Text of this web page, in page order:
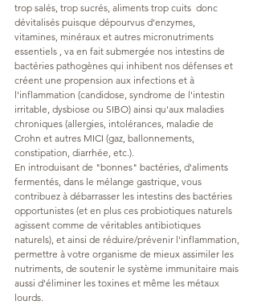
trop salés, trop sucrés, aliments trop cuits  donc
dévitalisés puisque dépourvus d'enzymes,
vitamines, minéraux et autres micronutriments
essentiels , va en fait submergée nos intestins de
bactéries pathogènes qui inhibent nos défenses et
créent une propension aux infections et à
l'inflammation (candidose, syndrome de l'intestin
irritable, dysbiose ou SIBO) ainsi qu'aux maladies
chroniques (allergies, intolérances, maladie de
Crohn et autres MICI (gaz, ballonnements,
constipation, diarrhée, etc.).
En introduisant de "bonnes" bactéries, d'aliments
fermentés, dans le mélange gastrique, vous
contribuez à débarrasser les intestins des bactéries
opportunistes (et en plus ces probiotiques naturels
agissent comme de véritables antibiotiques
naturels), et ainsi de réduire/prévenir l'inflammation,
permettre à votre organisme de mieux assimiler les
nutriments, de soutenir le système immunitaire mais
aussi d'éliminer les toxines et même les métaux
lourds.